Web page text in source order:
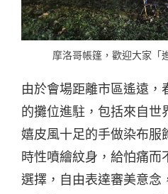
摩洛哥帳篷，歡迎大家
由於會場距離市區遙遠，
的攤位進駐，包括來自世
嬉皮風十足的手做染布服
時性噴繪紋身，給怕痛而
選擇，自由表達審美意念